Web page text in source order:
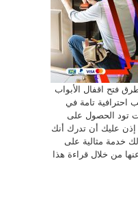
طرق فتح اقفال الأبواب
احترافية تامة في
تود الحصول على
عليك أن تدرك أنك
خدمة مثالية على
من خلال قراءة هذا